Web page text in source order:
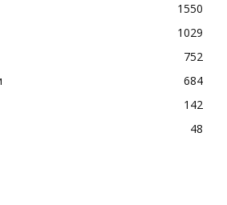
1550
1029
752
684
142
48